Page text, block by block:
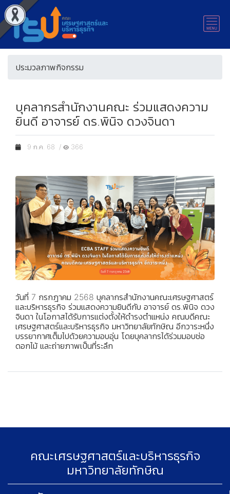
ประมวลภาพกิจกรรม
บุคลากรสำนักงานคณะ ร่วมแสดงความ
ยินดี อาจารย์ ดร.พินิจ ดวงจินดา
9 ก.ค. 68 / 366
วันที่ 7 กรกฎาคม 2568 บุคลากรสำนักงานคณะเศรษฐศาสตร์
และบริหารธุรกิจ ร่วมแสดงความยินดีกับ อาจารย์ ดร.พินิจ ดวง
จินดา ในโอกาสได้รับการแต่งตั้งให้ดำรงตำแหน่ง คณบดีคณะ
เศรษฐศาสตร์และบริหารธุรกิจ มหาวิทยาลัยทักษิณ อีกวาระหนึ่ง
บรรยากาศเต็มไปด้วยความอบอุ่น โดยบุคลากรได้ร่วมมอบช่อ
ดอกไม้ และถ่ายภาพเป็นที่ระลึก
คณะเศรษฐศาสตร์และบริหารธุรกิจ
มหาวิทยาลัยทักษิณ